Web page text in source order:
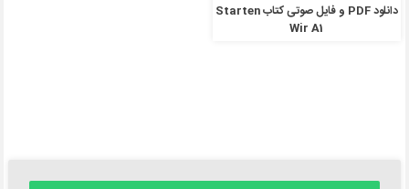
دانلود PDF و فایل صوتی کتاب Starten
Wir A1